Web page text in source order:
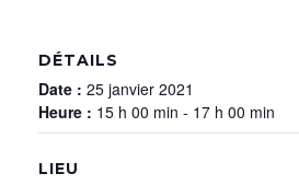
DÉTAILS
Date : 25 janvier 2021
Heure : 15 h 00 min - 17 h 00 min
LIEU